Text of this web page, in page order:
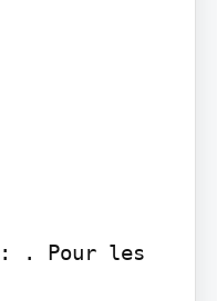
: . Pour les